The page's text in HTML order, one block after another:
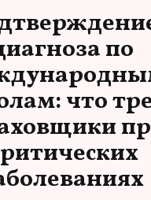
по
что